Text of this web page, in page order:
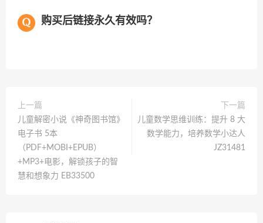
购买后链接永久有效吗？
上一篇
儿童解密小说《神奇图书馆》
电子书 5本
（PDF+MOBI+EPUB）
+MP3+电影，解锁孩子的智
慧和想象力 EB33500
下一篇
儿童数学思维训练：提升 8 大
数学能力，培养数学小达人
JZ31481